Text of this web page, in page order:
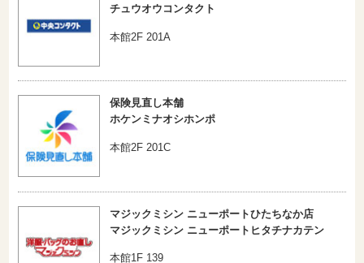
チュウオウコンタクト
本館2F 201A
保険見直し本舗
ホケンミナオシホンポ
本館2F 201C
マジックミシン ニューポートひたちなか店
マジックミシン ニューポートヒタチナカテン
本館1F 139